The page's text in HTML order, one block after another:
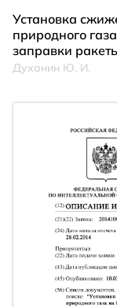
Установка
природного
заправки
двигателем
Духанин Ю. И.